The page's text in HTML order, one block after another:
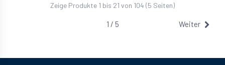
Zeige Produkte 1 bis 21 von 104 (5 Seiten)
1 / 5 Weiter